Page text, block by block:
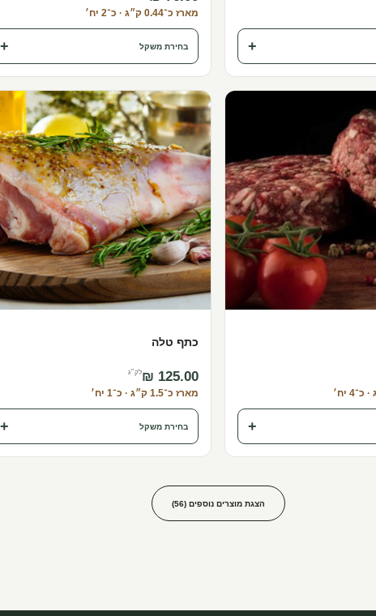
+
מארז כ־0.44 ק״ג · כ־2 יח׳
בחירת משקל +
+
כתף טלה
לק״ג
מארז כ־1.5 ק״ג · כ־1 יח׳
בחירת משקל +
הצגת מוצרים נוספים (56
)